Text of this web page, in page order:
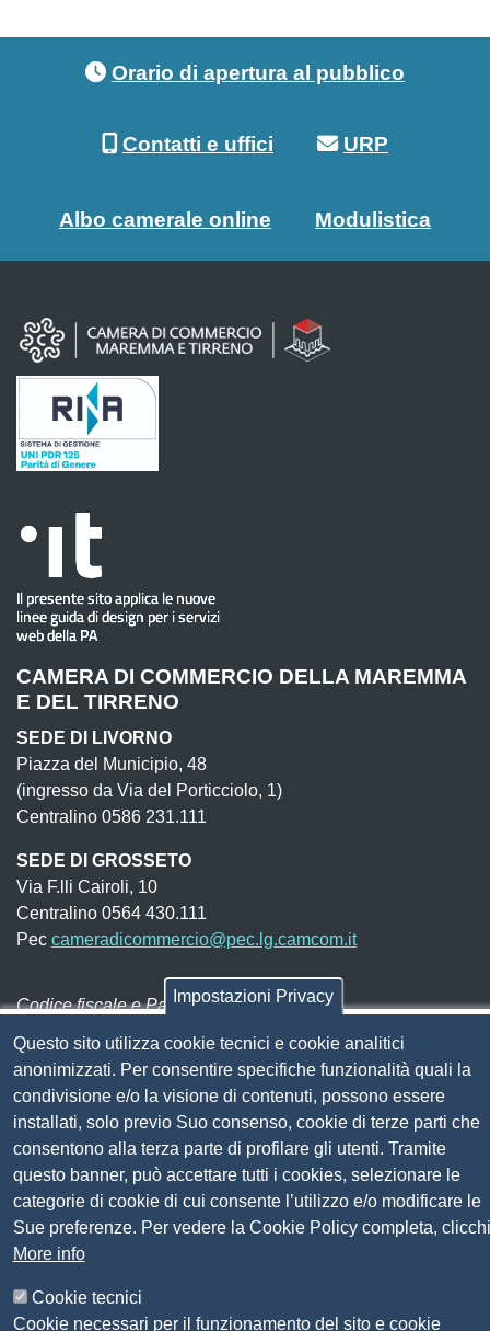
Orario di apertura al pubblico
Contatti e uffici URP
Albo camerale online Modulistica
CAMERA DI COMMERCIO DELLA MAREMMA
E DEL TIRRENO
SEDE DI LIVORNO
Piazza del Municipio, 48
(ingresso da Via del Porticciolo, 1)
Centralino 0586 231.111
SEDE DI GROSSETO
Via F.lli Cairoli, 10
Centralino 0564 430.111
Pec cameradicommercio@pec.lg.camcom.it
Codice fiscale e Partita Iva:01838690491
Codice univoco fatturazione elettronica:UFN1JE
Pagare con PagoPA
Seguici su
Sito web
Amministrazione trasparente
Mappa del sito
Privacy
Social Media Policy
Dichiarazione di accessibilità
Impostazioni Privacy
Questo sito utilizza cookie tecnici e cookie analitici
anonimizzati. Per consentire specifiche funzionalità quali la
condivisione e/o la visione di contenuti, possono essere
installati, solo previo Suo consenso, cookie di terze parti che
consentono alla terza parte di profilare gli utenti. Tramite
questo banner, può accettare tutti i cookies, selezionare le
categorie di cookie di cui consente l’utilizzo e/o modificare le
Sue preferenze. Per vedere la Cookie Policy completa, clicchi
More info
Cookie tecnici
Cookie necessari per il funzionamento del sito e cookie